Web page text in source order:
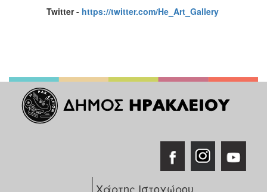
Twitter - https://twitter.com/He_Art_Gallery
Χάρτης Ιστοχώρου